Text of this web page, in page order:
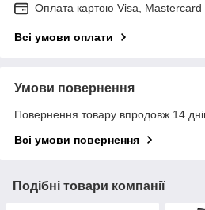
Оплата картою Visa, Mastercard
Всі умови оплати
Умови повернення
Повернення товару впродовж 14
Всі умови повернення
Подібні товари компанії